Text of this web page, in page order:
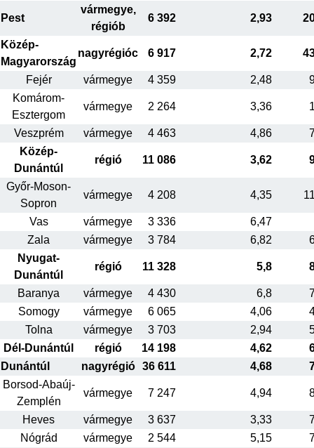
Pest
vármegye,
régiób
6 392 2,93
Közép-
Magyarország
nagyrégióc 6 917 2,72
Fejér vármegye 4 359 2,48
Komárom-
Esztergom
vármegye 2 264 3,36
Veszprém vármegye 4 463 4,86
Közép-
Dunántúl
régió 11 086 3,62
Győr-Moson-
Sopron
vármegye 4 208 4,35
Vas vármegye 3 336
6,47
Zala
vármegye 3 784 6,82
Nyugat-
Dunántúl
régió 11 328 5,8
Baranya vármegye 4 430 6,8
Somogy
vármegye 6 065 4,06
Tolna
vármegye 3 703 2,94
Dél-Dunántúl
régió 14 198 4,62
Dunántúl
nagyrégió 36 611 4,68
Borsod-Abaúj-
Zemplén
vármegye 7 247 4,94
Heves vármegye 3 637 3,33
Nógrád
vármegye 2 544 5,15